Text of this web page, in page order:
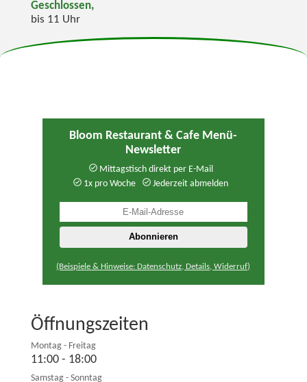
Geschlossen,
bis 11 Uhr
Bloom Restaurant & Cafe Menü-
Newsletter
Mittagstisch direkt per E-Mail
1x pro Woche
Jederzeit abmelden
(Beispiele & Hinweise: Datenschutz, Details, Widerruf)
Öffnungszeiten
Montag - Freitag
11:00 - 18:00
Samstag - Sonntag